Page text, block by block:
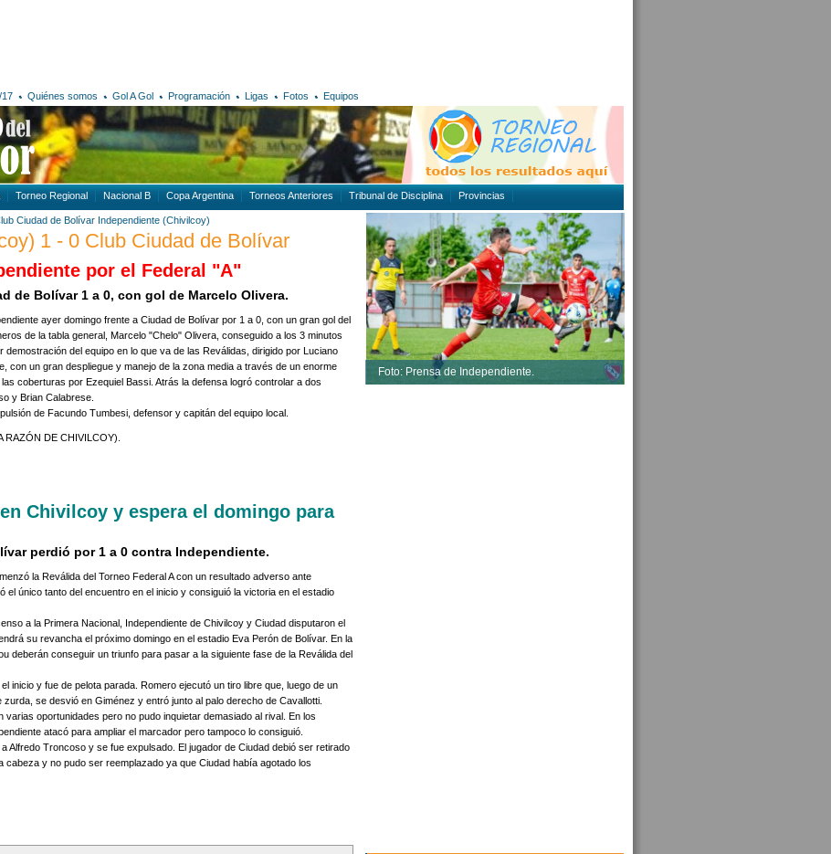
17 Quiénes somos Gol A Gol Programación Ligas Fotos Equipos
Torneo Regional Nacional B Copa Argentina Torneos Anteriores Tribunal de Disciplina Provincias
Ciudad de Bolívar Independiente (Chivilcoy)
1 - 0 Club Ciudad de Bolívar
por el Federal "A"
de Bolívar 1 a 0, con gol de Marcelo Olivera.
ayer domingo frente a Ciudad de Bolívar por 1 a 0, con un gran gol del
de la tabla general, Marcelo "Chelo" Olivera, conseguido a los 3 minutos
demostración del equipo en lo que va de las Reválidas, dirigido por Luciano
con un gran despliegue y manejo de la zona media a través de un enorme
coberturas por Ezequiel Bassi. Atrás la defensa logró controlar a dos
y Brian Calabrese.
de Facundo Tumbesi, defensor y capitán del equipo local.
RAZÓN DE CHIVILCOY).
Chivilcoy y espera el domingo para
perdió por 1 a 0 contra Independiente.
la Reválida del Torneo Federal A con un resultado adverso ante
el único tanto del encuentro en el inicio y consiguió la victoria en el estadio
a la Primera Nacional, Independiente de Chivilcoy y Ciudad disputaron el
su revancha el próximo domingo en el estadio Eva Perón de Bolívar. En la
deberán conseguir un triunfo para pasar a la siguiente fase de la Reválida del
inicio y fue de pelota parada. Romero ejecutó un tiro libre que, luego de un
se desvió en Giménez y entró junto al palo derecho de Cavallotti.
oportunidades pero no pudo inquietar demasiado al rival. En los
atacó para ampliar el marcador pero tampoco lo consiguió.
Alfredo Troncoso y se fue expulsado. El jugador de Ciudad debió ser retirado
cabeza y no pudo ser reemplazado ya que Ciudad había agotado los
Foto: Prensa de Independiente.